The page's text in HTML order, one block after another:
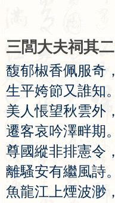
三閭大夫祠其二
馥郁椒香佩服奇 ，
生平姱節又誰知。
美 人悵望秋雲外 ，
遷客哀吟澤畔期。
尊國縱非排憲令 ，
離騷安有繼風詩。
魚龍江 上煙波渺 ，